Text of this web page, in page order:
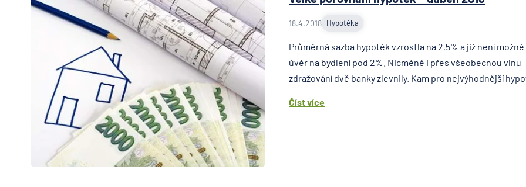
18.4.2018 Hypotéka
Průměrná sazba hypoték vzrostla na 2,5% a již není
úvěr na bydlení pod 2%. Nicméně i přes všeobecnou vlnu
zdražování dvě banky zlevnily. Kam pro nejvýhodnější
Číst více